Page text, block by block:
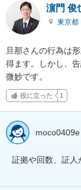
濵門 俊
東京都
旦那さんの行為は
得ます。しかし、
微妙です。
役に立った 1
moco0409e
証拠や回数、証人